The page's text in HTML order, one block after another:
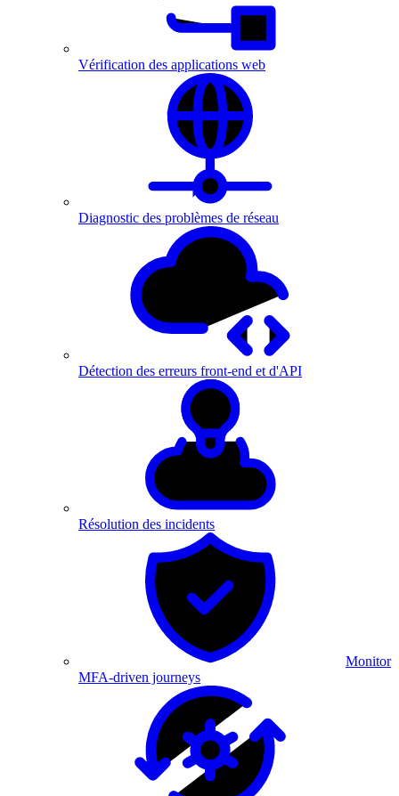
Vérification des applications web
Diagnostic des problèmes de réseau
Détection des erreurs front-end et d'API
Résolution des incidents
Monitor
MFA-driven journeys